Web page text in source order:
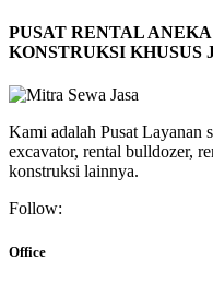
PUSAT RENTAL
KONSTRUKSI KHUSUS
Kami adalah Pusat Layanan
excavator, rental bulldozer,
konstruksi lainnya.
Follow:
Office